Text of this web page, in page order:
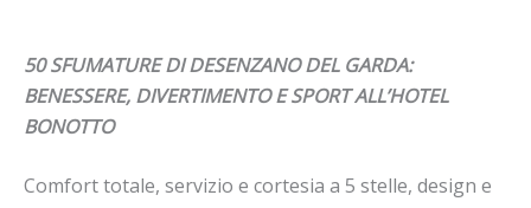
50 SFUMATURE DI DESENZANO DEL GARDA:
BENESSERE, DIVERTIMENTO E SPORT ALL’HOTEL
BONOTTO
Comfort totale, servizio e cortesia a 5 stelle, design e